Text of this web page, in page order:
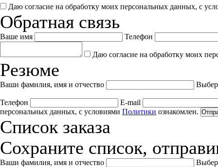
Даю согласие на обработку моих персональных данных, с
Обратная связь
Ваше имя Телефон
Даю согласие на обработку моих
Резюме
Ваши фамилия, имя и отчество
Телефон
E-mail
персональных данных, с условиями Политики ознакомлен.
Список заказа
Сохраните список,
Ваши фамилия, имя и отчество